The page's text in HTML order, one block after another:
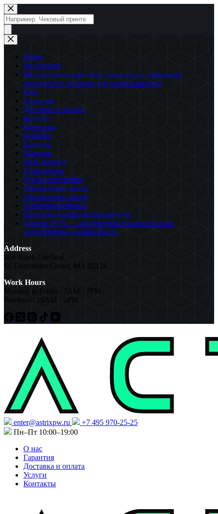
Перейти
к
сути
Поиск
товаров
Home
My account
Бесплатная онлайн консультация по цифровым
продуктам и техники для вашего бизнеса
Блог
Гарантия
Доставка и оплата
Каталог
Контакты
Корзина
Корзина
Магазин
Мой аккаунт
О компании
Общие настройки
Оформление заказа
Оформление заказа
Политика возврата
Политика конфиденциальности
Скидка 25 % — при покупке и комплексном
подключении онлайн-кассы
Address
304 North Cardinal
St. Dorchester Center, MA 02124
Work Hours
Monday to Friday: 7AM - 7PM
Weekend: 10AM - 5PM
enter@astrixpw.ru
+7 495 970-25-25
Пн–Пт 10:00–19:00
О нас
Гарантия
Доставка и оплата
Услуги
Контакты